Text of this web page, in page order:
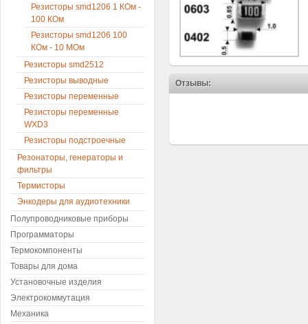
Отзывы:
Резисторы smd1206 1 КОм -
100 КОм
Резисторы smd1206 100
КОм - 10 МОм
Резисторы smd2512
Резисторы выводные
Резисторы переменные
Резисторы переменные
WXD3
Резисторы подстроечные
Резонаторы, генераторы и
фильтры
Термисторы
Энкодеры для аудиотехники
Полупроводниковые приборы
Программаторы
Термокомпоненты
Товары для дома
Установочные изделия
Электрокоммутация
Механика